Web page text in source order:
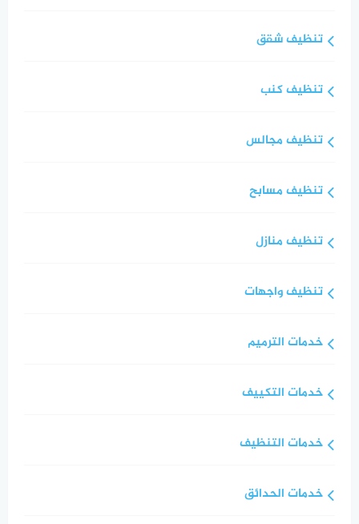
تنظيف شقق
تنظيف كنب
تنظيف مجالس
تنظيف مسابح
تنظيف منازل
تنظيف واجهات
خدمات الترميم
خدمات التكييف
خدمات التنظيف
خدمات الحدائق